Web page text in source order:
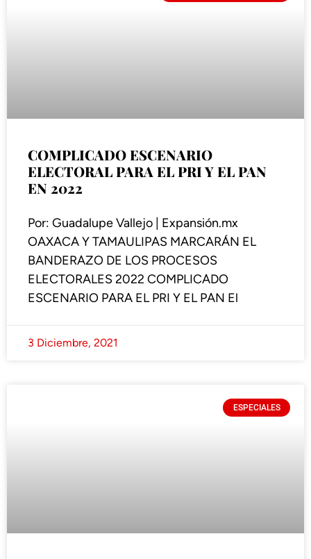
COMPLICADO ESCENARIO
ELECTORAL PARA EL PRI Y EL PAN
EN 2022
Por: Guadalupe Vallejo | Expansión.mx
OAXACA Y TAMAULIPAS MARCARÁN EL
BANDERAZO DE LOS PROCESOS
ELECTORALES 2022 COMPLICADO
ESCENARIO PARA EL PRI Y EL PAN El
3 Diciembre, 2021
ESPECIALES